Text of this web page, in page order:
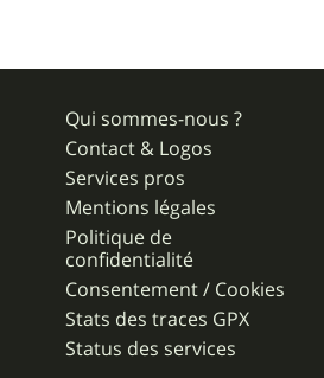
Qui sommes-nous ?
Contact & Logos
Services pros
Mentions légales
Politique de
confidentialité
Consentement / Cookies
Stats des traces GPX
Status des services